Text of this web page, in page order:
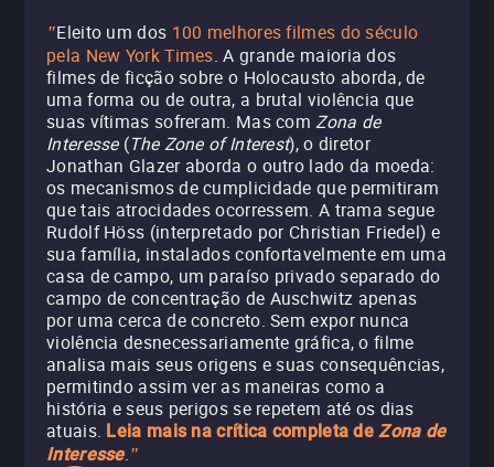
"Eleito um dos 100 melhores filmes do século
pela New York Times.A grande maioria dos
filmes de ficção sobre o Holocausto aborda, de
uma forma ou de outra, a brutal violência que
suas vítimas sofreram. Mas comZona de
Interesse(The Zone of Interest), o diretor
Jonathan Glazer aborda o outro lado da moeda:
os mecanismos de cumplicidade que permitiram
que tais atrocidades ocorressem. A trama segue
Rudolf Höss (interpretado por Christian Friedel) e
sua família, instalados confortavelmente em uma
casa de campo, um paraíso privado separado do
campo de concentração de Auschwitz apenas
por uma cerca de concreto. Sem expor nunca
violência desnecessariamente gráfica, o filme
analisa mais seus origens e suas consequências,
permitindo assim ver as maneiras como a
história e seus perigos se repetem até os dias
atuais. Leia mais na crítica completa deZona de
Interesse."